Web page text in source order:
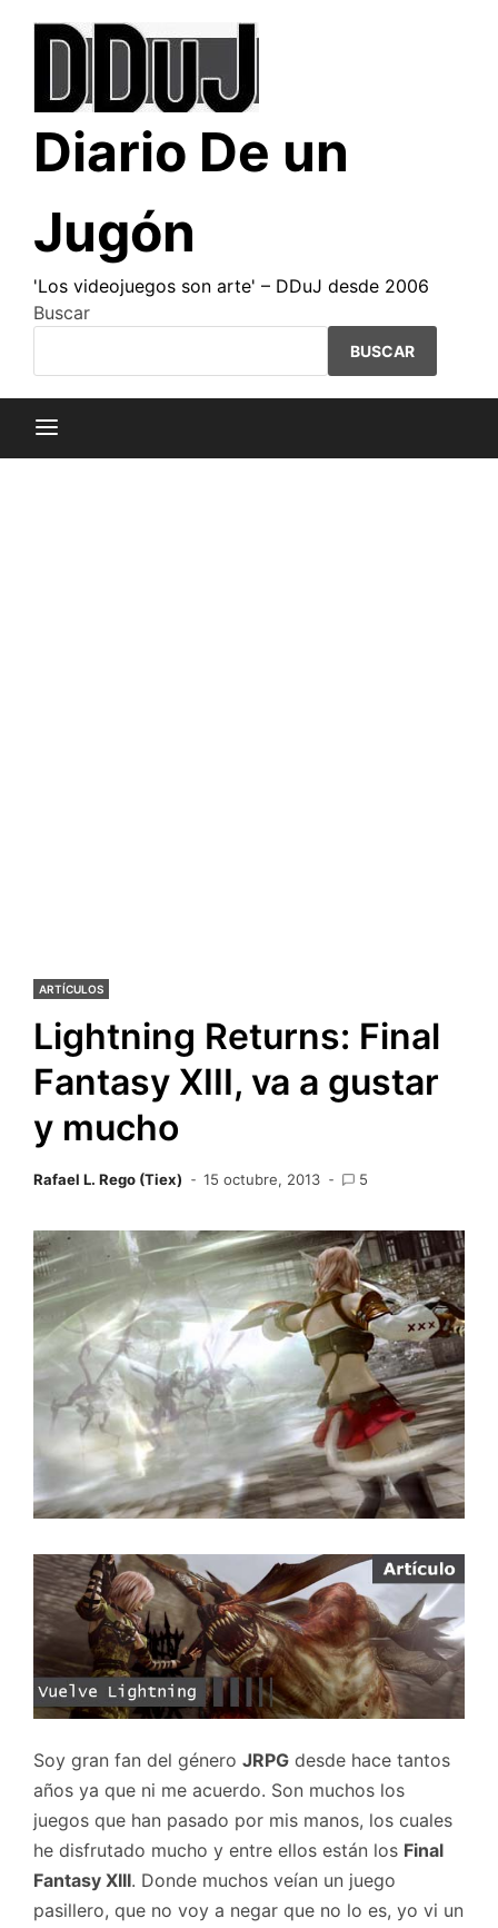
Diario De un
Jugón
'Los videojuegos son arte' – DDuJ desde 2006
Buscar
BUSCAR
ARTÍCULOS
Lightning Returns: Final
Fantasy XIII, va a gustar
y mucho
Rafael L. Rego (Tiex) 15 octubre, 2013 5
Soy gran fan del género JRPG desde hace tantos
años ya que ni me acuerdo. Son muchos los
juegos que han pasado por mis manos, los cuales
he disfrutado mucho y entre ellos están los Final
Fantasy XIII. Donde muchos veían un juego
pasillero, que no voy a negar que no lo es, yo vi un